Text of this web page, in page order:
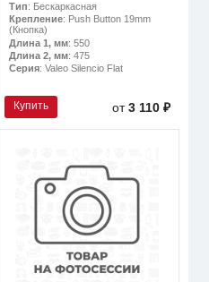
Тип: Бескаркасная
Крепление: Push Button 19mm
(Кнопка)
Длина 1, мм: 550
Длина 2, мм: 475
Серия: Valeo Silencio Flat
Купить от3 110 ₽